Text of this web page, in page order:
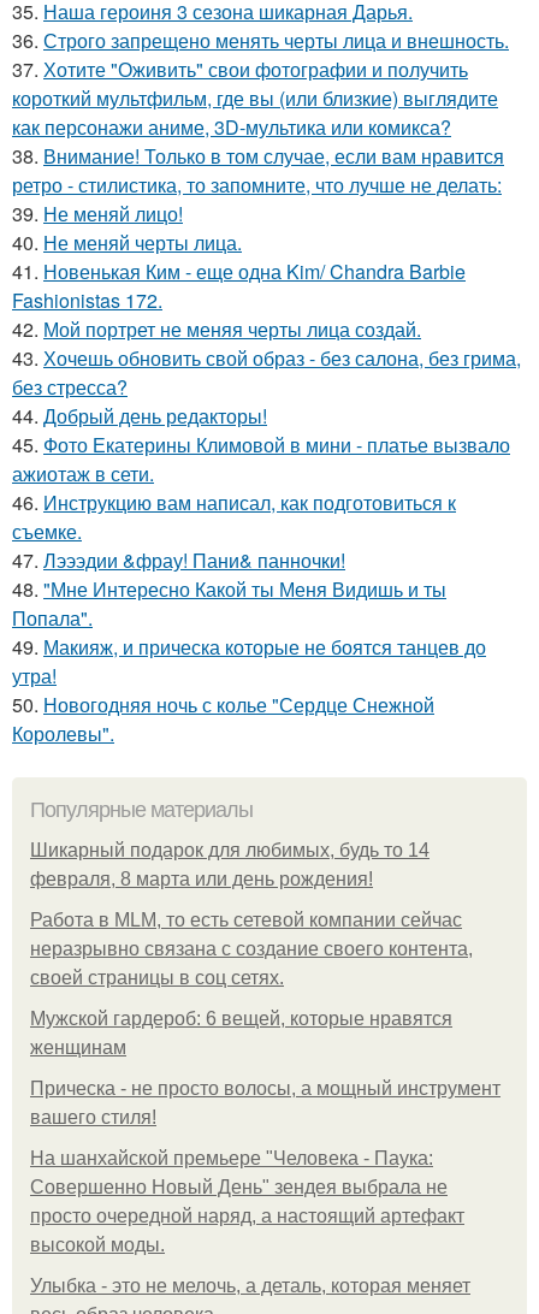
35. Наша героиня 3 сезона шикарная Дарья.
36. Строго запрещено менять черты лица и внешность.
37. Хотите "Оживить" свои фотографии и получить
короткий мультфильм, где вы (или близкие) выглядите
как персонажи аниме, 3D-мультика или комикса?
38. Внимание! Только в том случае, если вам нравится
ретро - стилистика, то запомните, что лучше не делать:
39. Не меняй лицо!
40. Не меняй черты лица.
41. Новенькая Ким - еще одна Kim/ Chandra Barbie
Fashionistas 172.
42. Мой портрет не меняя черты лица создай.
43. Хочешь обновить свой образ - без салона, без грима,
без стресса?
44. Добрый день редакторы!
45. Фото Екатерины Климовой в мини - платье вызвало
ажиотаж в сети.
46. Инструкцию вам написал, как подготовиться к
съемке.
47. Лэээдии &фрау! Пани& панночки!
48. "Мне Интересно Какой ты Меня Видишь и ты
Попала".
49. Макияж, и прическа которые не боятся танцев до
утра!
50. Новогодняя ночь с колье "Сердце Снежной
Королевы".
Популярные материалы
Шикарный подарок для любимых, будь то 14
февраля, 8 марта или день рождения!
Работа в MLM, то есть сетевой компании сейчас
неразрывно связана с создание своего контента,
своей страницы в соц сетях.
Мужской гардероб: 6 вещей, которые нравятся
женщинам
Прическа - не просто волосы, а мощный инструмент
вашего стиля!
На шанхайской премьере "Человека - Паука:
Совершенно Новый День" зендея выбрала не
просто очередной наряд, а настоящий артефакт
высокой моды.
Улыбка - это не мелочь, а деталь, которая меняет